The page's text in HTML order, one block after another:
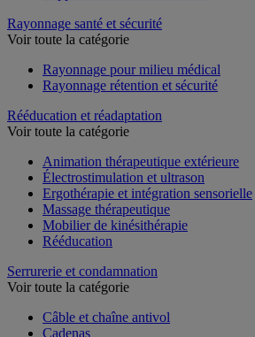
Rayonnage santé et sécurité
Rayonnage pour milieu médical
Rééducation et réadaptation
Animation thérapeutique extérieure
Électrostimulation et ultrason
Ergothérapie et intégration sensorielle
Massage thérapeutique
Mobilier de kinésithérapie
Serrurerie et condamnation
Câble et chaîne antivol